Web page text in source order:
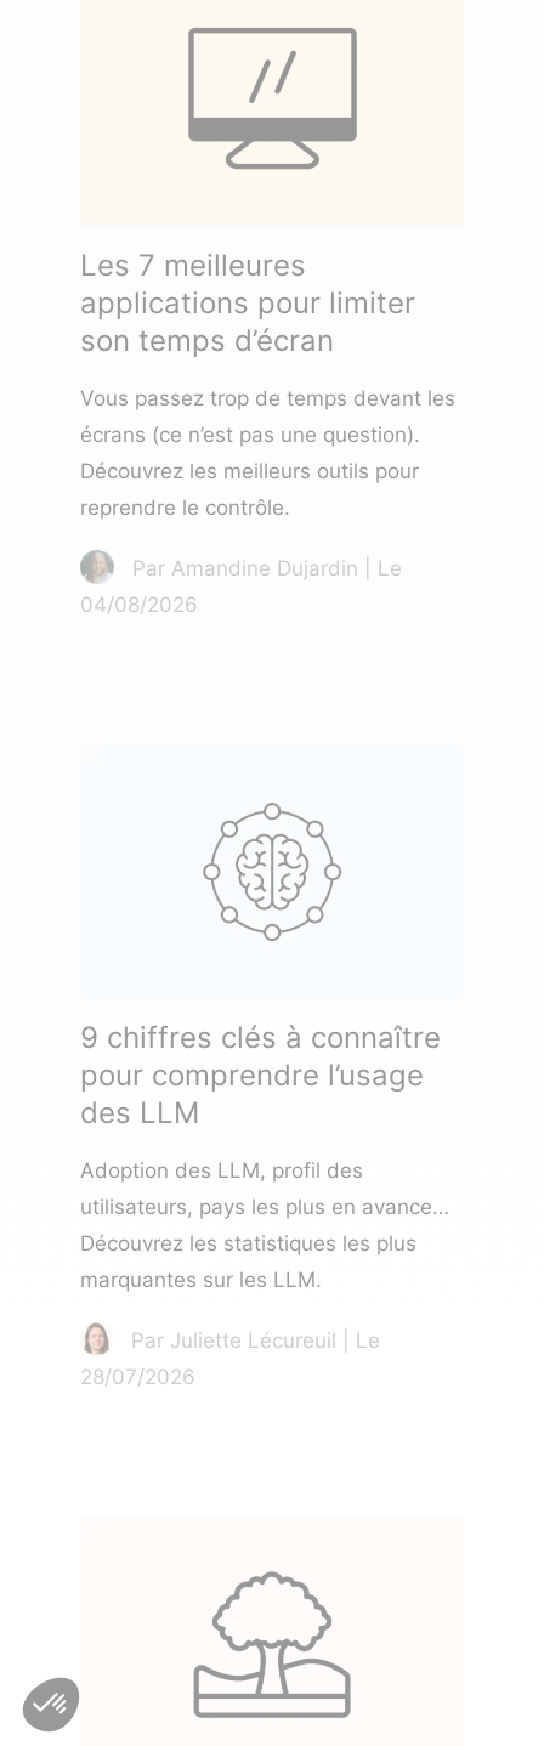
Les 7 meilleures
applications pour limiter
son temps d’écran
Vous passez trop de temps devant les
écrans (ce n’est pas une question).
Découvrez les meilleurs outils pour
reprendre le contrôle.
Par Amandine Dujardin | Le
04/08/2026
9 chiffres clés à connaître
pour comprendre l’usage
des LLM
Adoption des LLM, profil des
utilisateurs, pays les plus en avance…
Découvrez les statistiques les plus
marquantes sur les LLM.
Par Juliette Lécureuil | Le
28/07/2026